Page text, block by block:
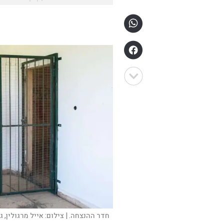
חדר ההנצחה. | צילום:אייל מרגולין,